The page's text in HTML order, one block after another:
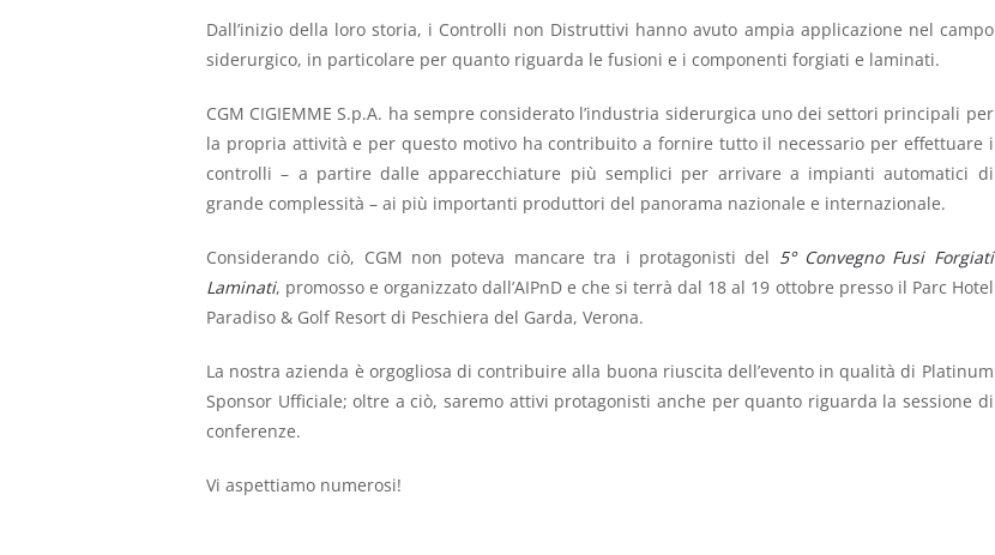
Dall’inizio della loro storia, i Controlli non Distruttivi hanno avuto ampia applicazione nel campo
siderurgico, in particolare per quanto riguarda le fusioni e i componenti forgiati e laminati.
CGM CIGIEMME S.p.A. ha sempre considerato l’industria siderurgica uno dei settori principali per
la propria attività e per questo motivo ha contribuito a fornire tutto il necessario per effettuare i
controlli – a partire dalle apparecchiature più semplici per arrivare a impianti automatici di
grande complessità – ai più importanti produttori del panorama nazionale e internazionale.
Considerando ciò, CGM non poteva mancare tra i protagonisti del 5° Convegno Fusi Forgiati
Laminati, promosso e organizzato dall’AIPnD e che si terrà dal 18 al 19 ottobre presso il Parc Hotel
Paradiso & Golf Resort di Peschiera del Garda, Verona.
La nostra azienda è orgogliosa di contribuire alla buona riuscita dell’evento in qualità di Platinum
Sponsor Ufficiale; oltre a ciò, saremo attivi protagonisti anche per quanto riguarda la sessione di
conferenze.
Vi aspettiamo numerosi!